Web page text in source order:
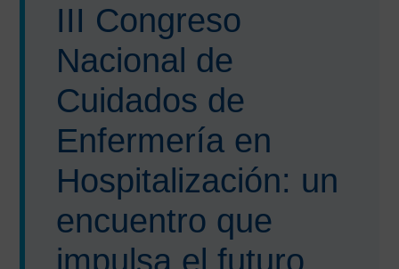
III Congreso
Nacional de
Cuidados de
Enfermería en
Hospitalización: un
encuentro que
impulsa el futuro